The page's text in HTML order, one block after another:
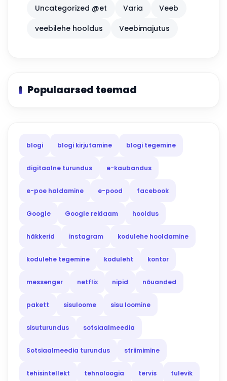
Uncategorized @et Varia
Veeb
veebilehe hooldus
Veebimajutus
Populaarsed teemad
blogi blogi kirjutamine blogi tegemine
digitaalne turundus e-kaubandus
e-poe haldamine e-pood facebook
Google Google reklaam hooldus
häkkerid instagram kodulehe hooldamine
kodulehe tegemine koduleht kontor
messenger netflix nipid nõuanded
pakett sisuloome sisu loomine
sisuturundus sotsiaalmeedia
Sotsiaalmeedia turundus striimimine
tehisintellekt tehnoloogia tervis tulevik